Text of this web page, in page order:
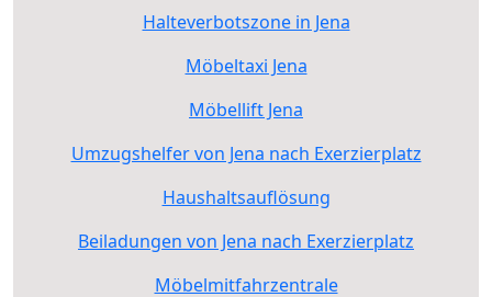
Halteverbotszone in Jena
Möbeltaxi Jena
Möbellift Jena
Umzugshelfer von Jena nach Exerzierplatz
Haushaltsauflösung
Beiladungen von Jena nach Exerzierplatz
Möbelmitfahrzentrale